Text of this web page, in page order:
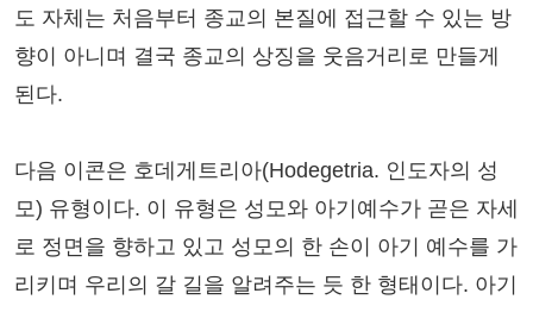
도 자체는 처음부터 종교의 본질에 접근할 수 있는 방
향이 아니며 결국 종교의 상징을 웃음거리로 만들게
된다.
다음 이콘은 호데게트리아(Hodegetria. 인도자의 성
모) 유형이다. 이 유형은 성모와 아기예수가 곧은 자세
로 정면을 향하고 있고 성모의 한 손이 아기 예수를 가
리키며 우리의 갈 길을 알려주는 듯 한 형태이다. 아기